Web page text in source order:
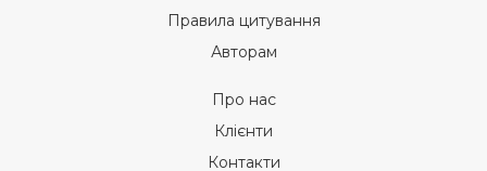
Правила цитування
Авторам
Про нас
Клієнти
Контакти